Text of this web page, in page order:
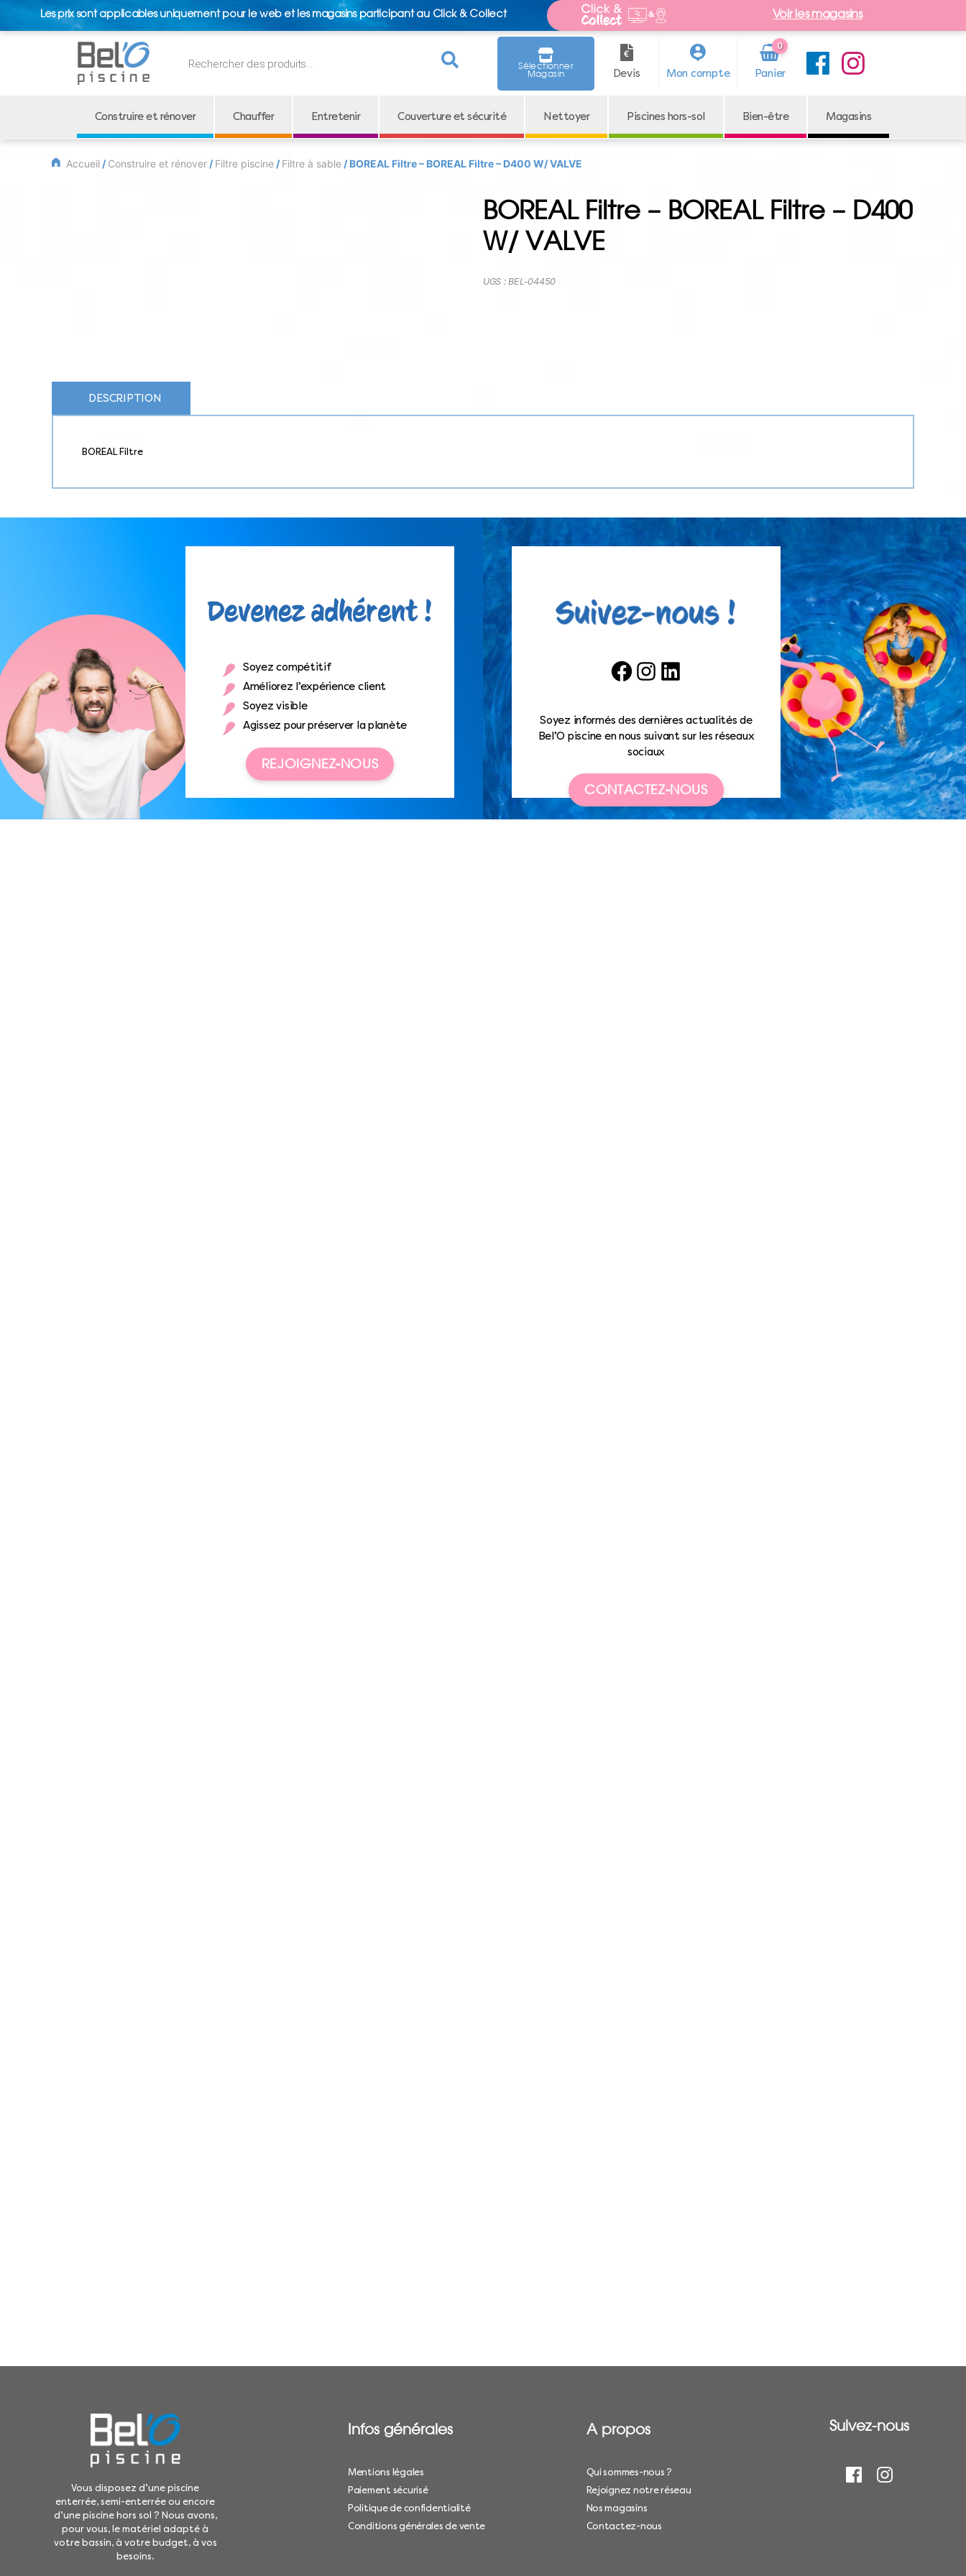
Les prix sont applicables uniquement pour le web et les magasins participant au Click & Collect Voir les magasins
de
Sélectionner
Magasin Devis Mon compte
0
Arti
cle
Construire et rénover Chauffer Entretenir Couverture et sécurité Nettoyer Piscines hors-sol Bien-être Magasins
Accueil / Construire et rénover / Filtre piscine / Filtre à sable / BOREAL Filtre – BOREAL Filtre – D400 W/ VALVE
BOREAL Filtre – BOREAL Filtre – D400
W/ VALVE
UGS :BEL-04450
DESCRIPTION
BOREAL Filtre
Soyez compétitif
Améliorez l’expérience client
Soyez visible
Agissez pour préserver la planète
REJOIGNEZ-NOUS
FacebookInstagramLinkedIn
Soyez informés des dernières actualités de
Bel’O piscine en nous suivant sur les réseaux
sociaux
CONTACTEZ-NOUS
Vous disposez d’une piscine
enterrée, semi-enterrée ou encore
d’une piscine hors sol ? Nous avons,
pour vous, le matériel adapté à
votre bassin, à votre budget, à vos
besoins.
Infos générales
Mentions légales
Paiement sécurisé
Politique de confidentialité
Conditions générales de vente
A propos
Qui sommes-nous ?
Rejoignez notre réseau
Nos magasins
Contactez-nous
Suivez-nous